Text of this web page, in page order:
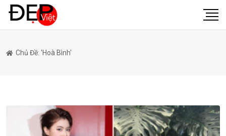
Chủ Đề: 'Hoà Bình'